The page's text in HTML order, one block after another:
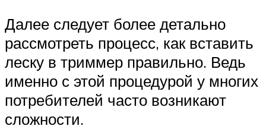
Далее следует более детально
рассмотреть процесс, как вставить
леску в триммер правильно. Ведь
именно с этой процедурой у многих
потребителей часто возникают
сложности.